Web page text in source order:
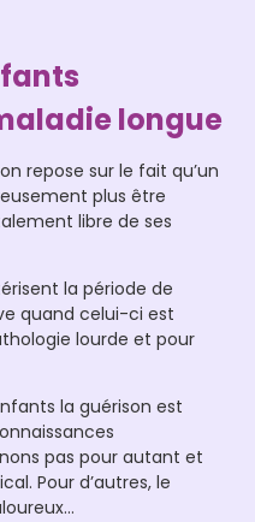
longue
repose sur le fait qu’un
plus être
libre de ses
la période de
quand celui-ci est
lourde et pour
la guérison est
pas pour autant et
Pour d’autres, le